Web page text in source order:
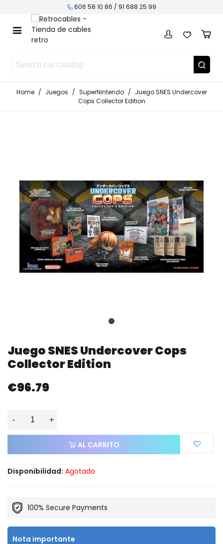
606 58 10 86 / 91 688 25 99
Home / Juegos / SuperNintendo / Juego SNES Undercover
Cops Collector Edition
Juego SNES Undercover Cops
Collector Edition
€96.79
- +
AL CARRITO
Disponibilidad: Agotado
100% Secure Payments
Nota importante